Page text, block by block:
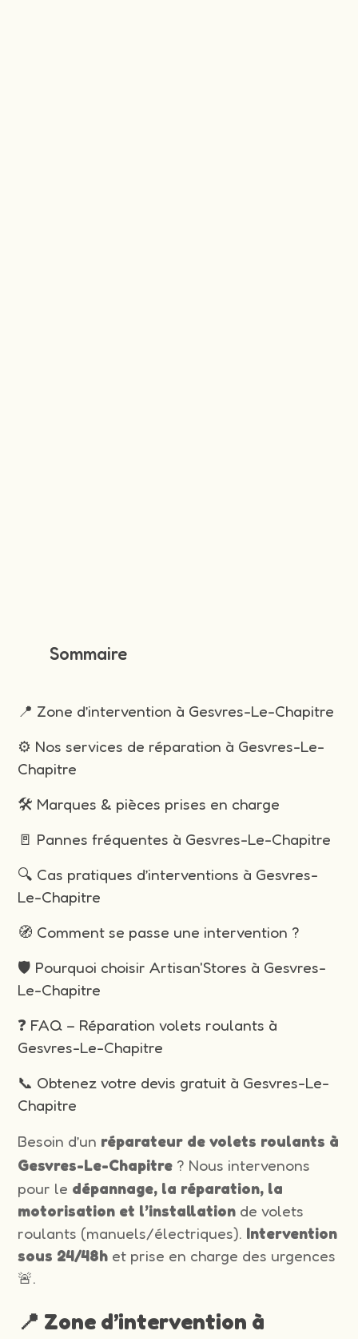
Sommaire
📍 Zone d’intervention à Gesvres-Le-Chapitre
⚙️ Nos services de réparation à Gesvres-Le-
Chapitre
🛠️ Marques & pièces prises en charge
🚪 Pannes fréquentes à Gesvres-Le-Chapitre
🔍 Cas pratiques d’interventions à Gesvres-
Le-Chapitre
🧭 Comment se passe une intervention ?
🛡️ Pourquoi choisir Artisan'Stores à Gesvres-
Le-Chapitre
❓ FAQ – Réparation volets roulants à
Gesvres-Le-Chapitre
📞 Obtenez votre devis gratuit à Gesvres-Le-
Chapitre
Besoin d’un réparateur de volets roulants à
Gesvres-Le-Chapitre ? Nous intervenons
pour le dépannage, la réparation, la
motorisation et l’installation de volets
roulants (manuels/électriques). Intervention
sous 24/48h et prise en charge des urgences
🚨.
📍 Zone d’intervention à